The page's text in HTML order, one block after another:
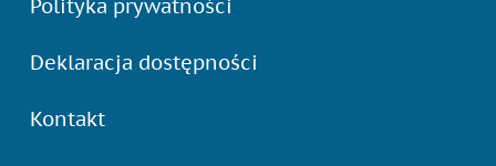
Polityka prywatności
Deklaracja dostępności
Kontakt